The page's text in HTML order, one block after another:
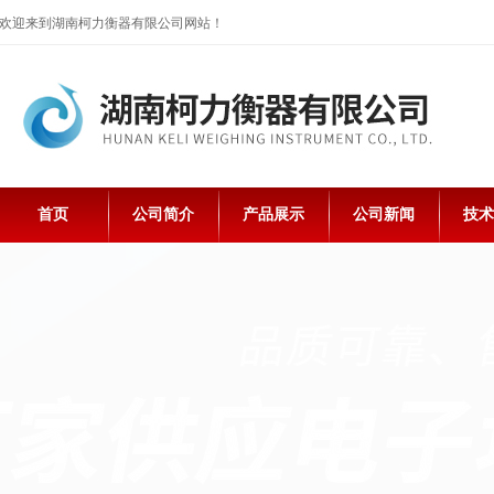
欢迎来到湖南柯力衡器有限公司网站！
首页 公司简介 产品展示 公司新闻 技